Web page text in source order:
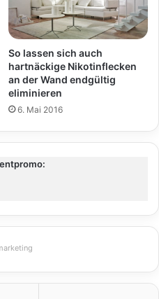
So lassen sich auch
hartnäckige Nikotinflecken
an der Wand endgültig
eliminieren
6. Mai 2016